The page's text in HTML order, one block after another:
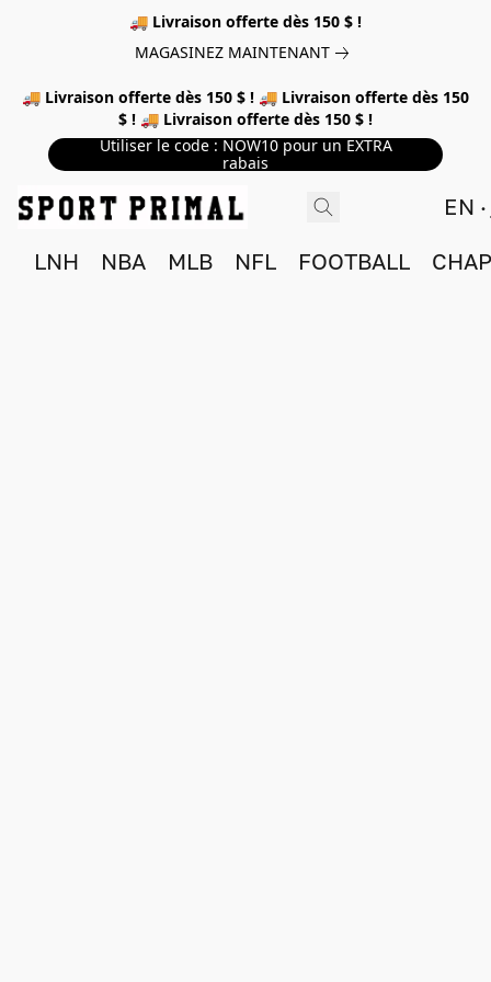
🚚 Livraison offerte dès 150 $ !
MAGASINEZ MAINTENANT
🚚 Livraison offerte dès 150 $ ! 🚚 Livraison offerte dès 150
$ ! 🚚 Livraison offerte dès 150 $ !
Utiliser le code : NOW10 pour un EXTRA
rabais
EN
LNH NBA MLB NFL FOOTBALL